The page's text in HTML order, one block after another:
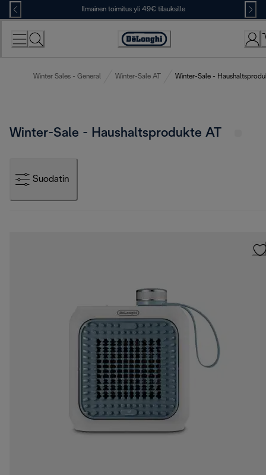
Skip
to
Content
Ilmainen toimitus yli 49€ tilauksille
Accessibility
Winter Sales - General Winter-Sale AT Winter-Sale -
Winter-Sale - Haushaltsprodukte AT
Suodatin